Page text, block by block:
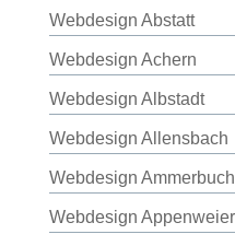
Webdesign Abstatt
Webdesign Achern
Webdesign Albstadt
Webdesign Allensbach
Webdesign Ammerbuch
Webdesign Appenweier